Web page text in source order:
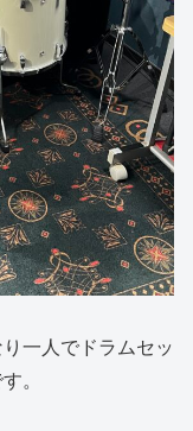
一人でドラムセッ
。